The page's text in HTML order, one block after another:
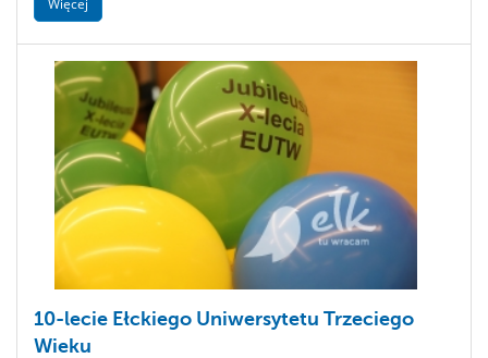
Więcej
10-lecie Ełckiego Uniwersytetu Trzeciego
Wieku